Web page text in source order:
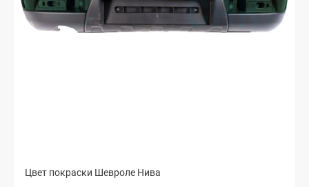
Цвет покраски Шевроле Нива